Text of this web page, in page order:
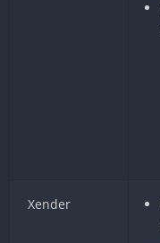
Xender